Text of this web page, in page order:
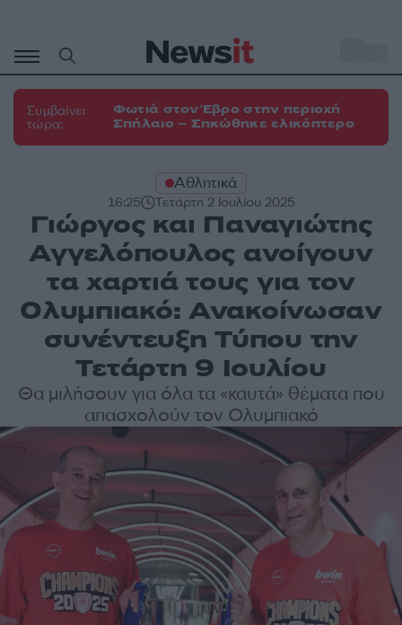
περιεχόμενο
Συμβαίνει
τώρα:
Φωτιά στον Έβρο στην περιοχή
Σπήλαιο – Σηκώθηκε ελικόπτερο
Αθλητικά
16:25 Τετάρτη 2 Ιουλίου 2025
Γιώργος και Παναγιώτης
Αγγελόπουλος ανοίγουν
τα χαρτιά τους για τον
Ολυμπιακό: Ανακοίνωσαν
συνέντευξη Τύπου την
Τετάρτη 9 Ιουλίου
Θα μιλήσουν για όλα τα «καυτά» θέματα που
απασχολούν τον Ολυμπιακό